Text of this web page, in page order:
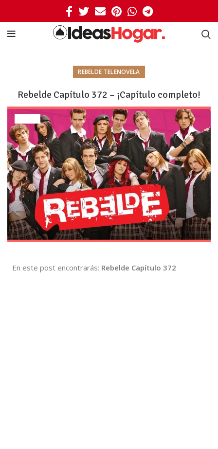
REBELDE TELENOVELA
Rebelde Capítulo 372 – ¡Capítulo completo!
En este post encontrarás: Rebelde Capítulo 372